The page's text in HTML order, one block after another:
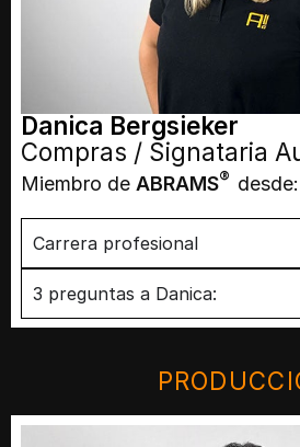
Danica Bergsieker
Compras / Signataria
Miembro de ABRAMS®
Carrera profesional
3 preguntas a Danica: